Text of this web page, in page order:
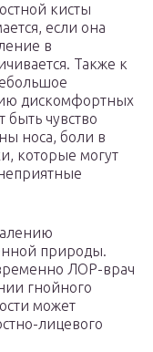
кисты
если она
в
Также к
дискомфортных
быть чувство
носа, боли в
которые могут
природы.
ЛОР-врач
гнойного
может
лицевого